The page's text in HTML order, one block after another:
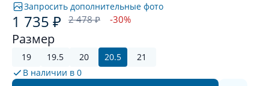
Запросить дополнительные фото
1 735 ₽ 2 478 ₽ -30%
Размер
19 19.5 20 20.5
21
В наличии в 0